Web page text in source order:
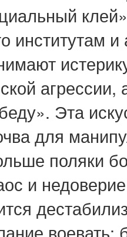
агрессии,
Эта
для
поляки
и
воевать: